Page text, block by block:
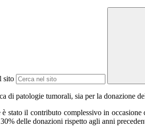
sito
di patologie tumorali, sia per la donazione
stato il contributo complessivo in
delle donazioni rispetto agli anni